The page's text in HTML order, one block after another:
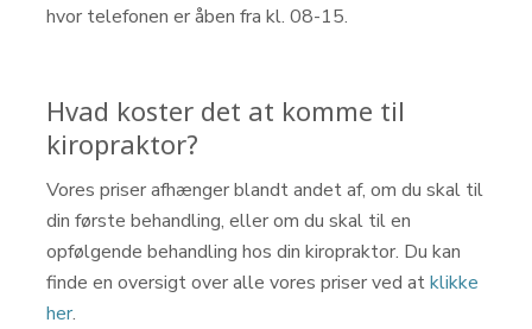
hvor telefonen er åben fra kl. 08-15.
Hvad koster det at komme til
kiropraktor?
Vores priser afhænger blandt andet af, om du skal til
din første behandling, eller om du skal til en
opfølgende behandling hos din kiropraktor. Du kan
finde en oversigt over alle vores priser ved atklikke
her.